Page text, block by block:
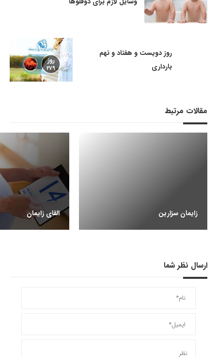
روز دویست و هفتاد و نهم
بارداری
مقالات مرتبط
زایمان سزارین القای زایمان
ارسال نظر شما